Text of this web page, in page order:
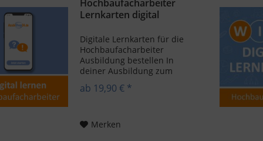
Hochbaufacharbeiter
Lernkarten digital
Digitale Lernkarten für die
Hochbaufacharbeiter
Ausbildung bestellen In
deiner Ausbildung zum
du, wie man Baustellen
eignest dir Fähigkeiten in der
ab 19,90 € *
Merken